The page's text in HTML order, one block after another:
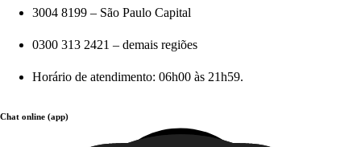
3004 8199 – São Paulo Capital
0300 313 2421 – demais regiões
Horário de atendimento: 06h00 às 21h59.
Chat online (app)